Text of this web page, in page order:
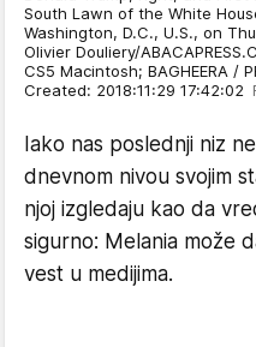
South Lawn of the White
Washington, D.C., U.S., on
Olivier Douliery/
CS5 Macintosh; BAGHEERA /
Created: 2018:11:29 17:42:02
Iako nas poslednji niz
dnevnom nivou svojim
njoj izgledaju kao da
sigurno: Melania može
vest u medijima.